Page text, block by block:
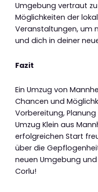
Umgebung vertraut
Möglichkeiten der
Veranstaltungen, um
und dich in deiner
Fazit
Ein Umzug von
Chancen und
Vorbereitung,
Umzug Klein aus
erfolgreichen Start
über die
neuen Umgebung
Corlu!